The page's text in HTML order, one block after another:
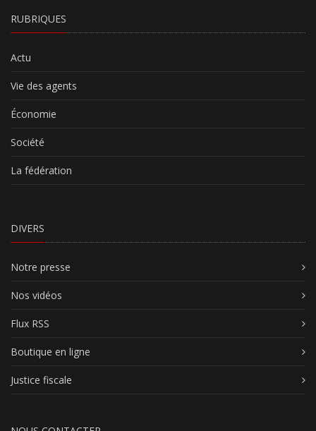
RUBRIQUES
Actu
Vie des agents
Économie
Société
La fédération
DIVERS
Notre presse
Nos vidéos
Flux RSS
Boutique en ligne
Justice fiscale